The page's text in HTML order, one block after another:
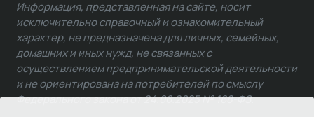
Информация, представленная на сайте, носит
исключительно справочный и ознакомительный
характер, не предназначена для личных, семейных,
домашних и иных нужд, не связанных с
осуществлением предпринимательской деятельности
и не ориентирована на потребителей по смыслу
Федерального закона от 24.06.2025 № 168-ФЗ.